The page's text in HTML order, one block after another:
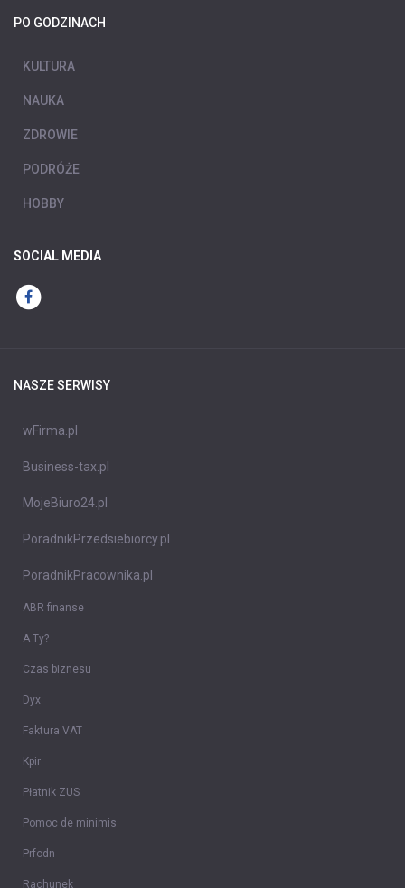
PO GODZINACH
KULTURA
NAUKA
ZDROWIE
PODRÓŻE
HOBBY
SOCIAL MEDIA
NASZE SERWISY
wFirma.pl
Business-tax.pl
MojeBiuro24.pl
PoradnikPrzedsiebiorcy.pl
PoradnikPracownika.pl
ABR finanse
A Ty?
Czas biznesu
Dyx
Faktura VAT
Kpir
Płatnik ZUS
Pomoc de minimis
Prfodn
Rachunek